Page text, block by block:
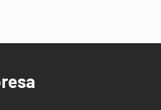
variantes.
opciones